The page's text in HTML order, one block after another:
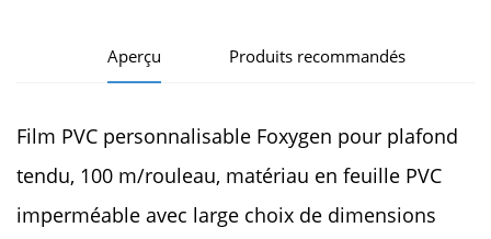
Aperçu Produits recommandés
Film PVC personnalisable Foxygen pour plafond
tendu, 100 m/rouleau, matériau en feuille PVC
imperméable avec large choix de dimensions